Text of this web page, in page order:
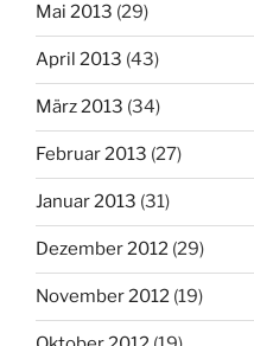
Mai 2013 (29)
April 2013 (43)
März 2013 (34)
Februar 2013 (27)
Januar 2013 (31)
Dezember 2012 (29)
November 2012 (19)